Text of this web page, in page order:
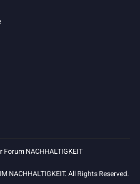
Forum NACHHALTIGKEIT
NACHHALTIGKEIT. All Rights Reserved.